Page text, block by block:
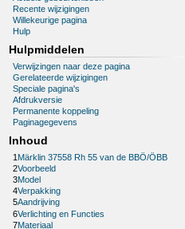
Recente wijzigingen
Willekeurige pagina
Hulp
Hulpmiddelen
Verwijzingen naar deze pagina
Gerelateerde wijzigingen
Speciale pagina's
Afdrukversie
Permanente koppeling
Paginagegevens
Inhoud
1 Märklin 37558 Rh 55 van de BBÖ/ÖBB
2Voorbeeld
3Model
4Verpakking
5Aandrijving
6Verlichting en Functies
7Materiaal